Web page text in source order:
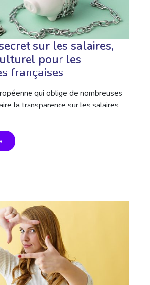
sur les salaires,
pour les
françaises
qui oblige de nombreuses
la transparence sur les salaires